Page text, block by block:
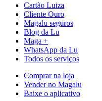
Cartão Luiza
Cliente Ouro
Magalu seguros
Blog da Lu
Maga +
WhatsApp da Lu
Todos os serviços
Comprar na loja
Vender no Magalu
Baixe o aplicativo